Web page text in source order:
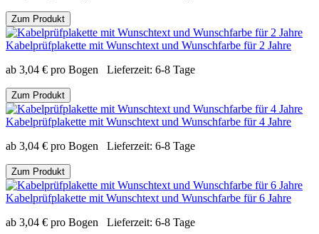
Zum Produkt
Kabelprüfplakette mit Wunschtext und Wunschfarbe für 2 Jahre
ab 3,04 € pro Bogen Lieferzeit: 6-8 Tage
Zum Produkt
Kabelprüfplakette mit Wunschtext und Wunschfarbe für 4 Jahre
ab 3,04 € pro Bogen Lieferzeit: 6-8 Tage
Zum Produkt
Kabelprüfplakette mit Wunschtext und Wunschfarbe für 6 Jahre
ab 3,04 € pro Bogen Lieferzeit: 6-8 Tage